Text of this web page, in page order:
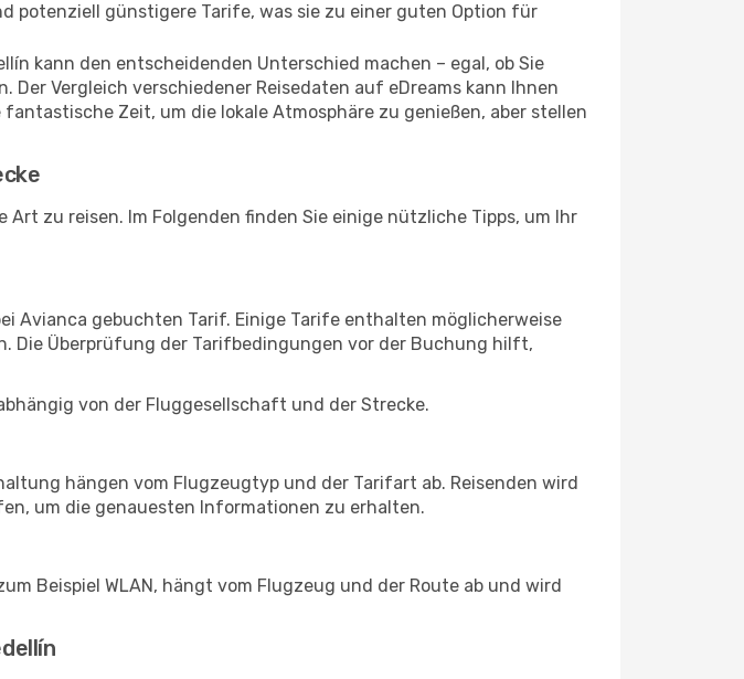
potenziell günstigere Tarife, was sie zu einer guten Option für
kann den entscheidenden Unterschied machen – egal, ob Sie
Vergleich verschiedener Reisedaten auf eDreams kann Ihnen
Zeit, um die lokale Atmosphäre zu genießen, aber stellen
zu reisen. Im Folgenden finden Sie einige nützliche Tipps, um Ihr
Avianca gebuchten Tarif. Einige Tarife enthalten möglicherweise
Die Überprüfung der Tarifbedingungen vor der Buchung hilft,
von der Fluggesellschaft und der Strecke.
hängen vom Flugzeugtyp und der Tarifart ab. Reisenden wird
um die genauesten Informationen zu erhalten.
Beispiel WLAN, hängt vom Flugzeug und der Route ab und wird